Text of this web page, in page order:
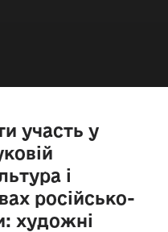
участь у
і
російсько-
художні